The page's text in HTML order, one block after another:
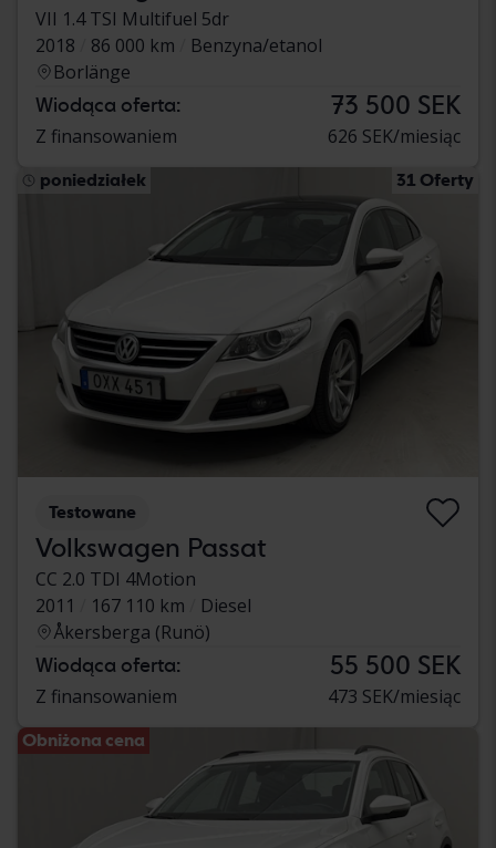
VII 1.4 TSI Multifuel 5dr
2018
86 000 km
Benzyna/etanol
Borlänge
Wiodąca oferta: 73 500 SEK
Z finansowaniem 626 SEK/miesiąc
poniedziałek 31 Oferty
Testowane
Volkswagen Passat
CC 2.0 TDI 4Motion
2011
167 110 km
Diesel
Åkersberga (Runö)
Wiodąca oferta: 55 500 SEK
Z finansowaniem 473 SEK/miesiąc
Obniżona cena